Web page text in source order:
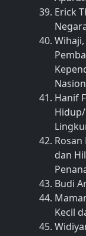
Erick
Hanif
dan
Budi
Kecil